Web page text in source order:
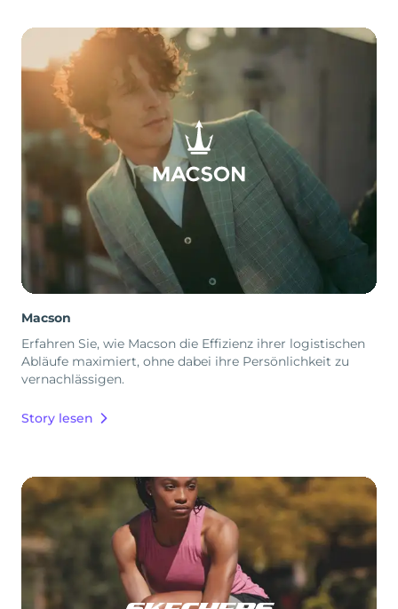
Macson
Erfahren Sie, wie Macson die Effizienz ihrer logistischen
Abläufe maximiert, ohne dabei ihre Persönlichkeit zu
vernachlässigen.
Story lesen